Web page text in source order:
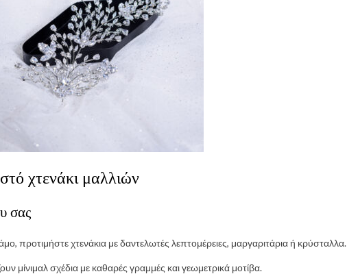
χτενάκι μαλλιών
σας
προτιμήστε χτενάκια με δαντελωτές λεπτομέρειες, μαργαριτάρια ή κρύσταλλα.
μίνιμαλ σχέδια με καθαρές γραμμές και γεωμετρικά μοτίβα.